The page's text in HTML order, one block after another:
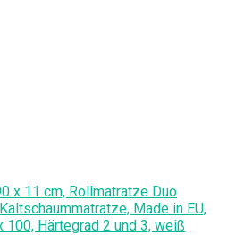
x 11 cm, Rollmatratze Duo
Made in EU,
100, Härtegrad 2 und 3, weiß